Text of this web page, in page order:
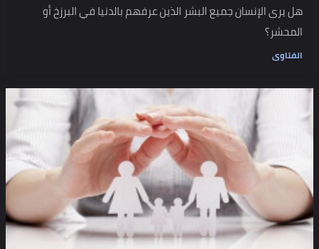
هل يرى الإنسان جميع البشر الذين عرفهم بالدنيا في البرزخ أو
المحشر؟
الفتاوى